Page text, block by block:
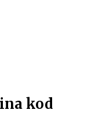
kod